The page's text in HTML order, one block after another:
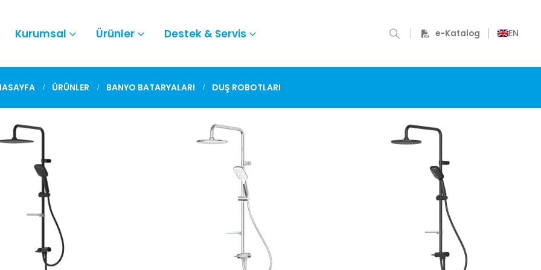
Kurumsal Ürünler Destek & Servis e-Katalog EN
ÜRÜNLER BANYO BATARYALARI DUŞ ROBOTLARI